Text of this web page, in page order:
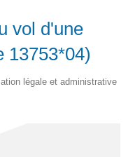
vol d'une
13753*04)
légale et administrative